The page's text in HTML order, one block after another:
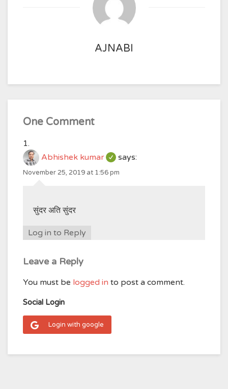
AJNABI
One Comment
Abhishek kumar says:
November 25, 2019 at 1:56 pm
सुंदर अति सुंदर
Log in to Reply
Leave a Reply
You must be logged in to post a comment.
Social Login
Login with google